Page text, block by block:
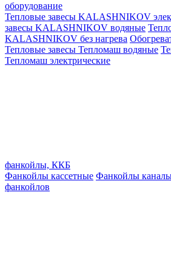
оборудование
Тепловые завесы KALASHNIKOV
завесы KALASHNIKOV водяные
KALASHNIKOV без нагрева
Тепловые завесы Тепломаш водяные
Тепломаш электрические
фанкойлы, ККБ
Фанкойлы кассетные Фанкойлы
фанкойлов